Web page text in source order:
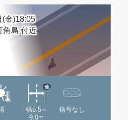
(金)18:05
角島 付近
幅5.5～
9.0m
他
信号なし